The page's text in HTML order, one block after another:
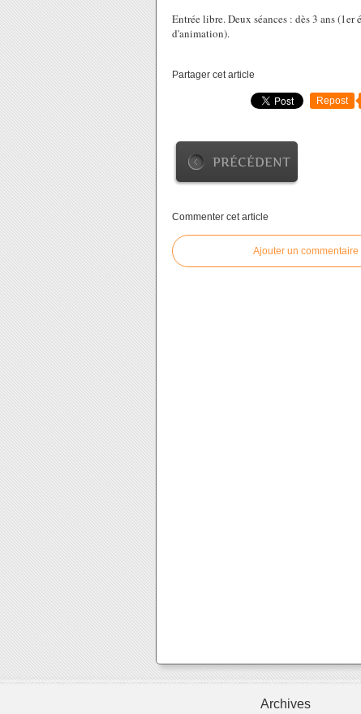
Entrée libre. Deux séances : dès 3 ans
d'animation).
Partager cet article
Repost
PRÉCÉDENT
Commenter cet article
Ajouter un commentaire
Archives